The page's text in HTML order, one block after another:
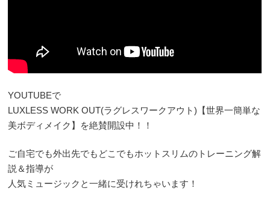
YOUTUBEで
LUXLESS WORK OUT(ラグレスワークアウト)【世界一簡単な
美ボディメイク】を絶賛開設中！！
ご自宅でも外出先でもどこでもホットスリムのトレーニング解
説＆指導が
人気ミュージックと一緒に受けれちゃいます！